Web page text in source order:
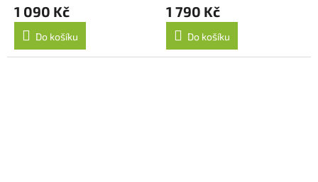
1 090 Kč
Do košíku
1 790 Kč
Do košíku